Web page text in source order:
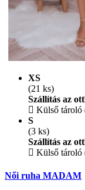
XS
(21 ks)
Szállítás az
Külső tároló
S
(3 ks)
Szállítás az
Külső tároló
Női ruha MADAM